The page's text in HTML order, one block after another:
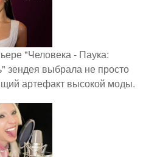
"Человека - Паука:
выбрала не просто
артефакт высокой моды.